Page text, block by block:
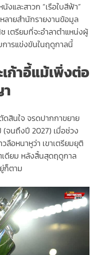
และสาวก “เรือใบสีฟ้า”
ายสำนักรายงานข้อมูล
เตรียมที่จะอำลาตำแหน่งผู้
ารแข่งขันในฤดูกาลนี้
ก้าอี้แม้เพิ่งต่อ
สินใจ จรดปากกาขยาย
นถึงปี 2027) เมื่อช่วง
อหนาหูว่า เขาเตรียมยุติ
ดียม หลังสิ้นสุดฤดูกาล
ก็ตาม